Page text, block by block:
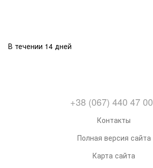
В течении 14 дней
+38 (067) 440 47 00
Контакты
Полная версия сайта
Карта сайта